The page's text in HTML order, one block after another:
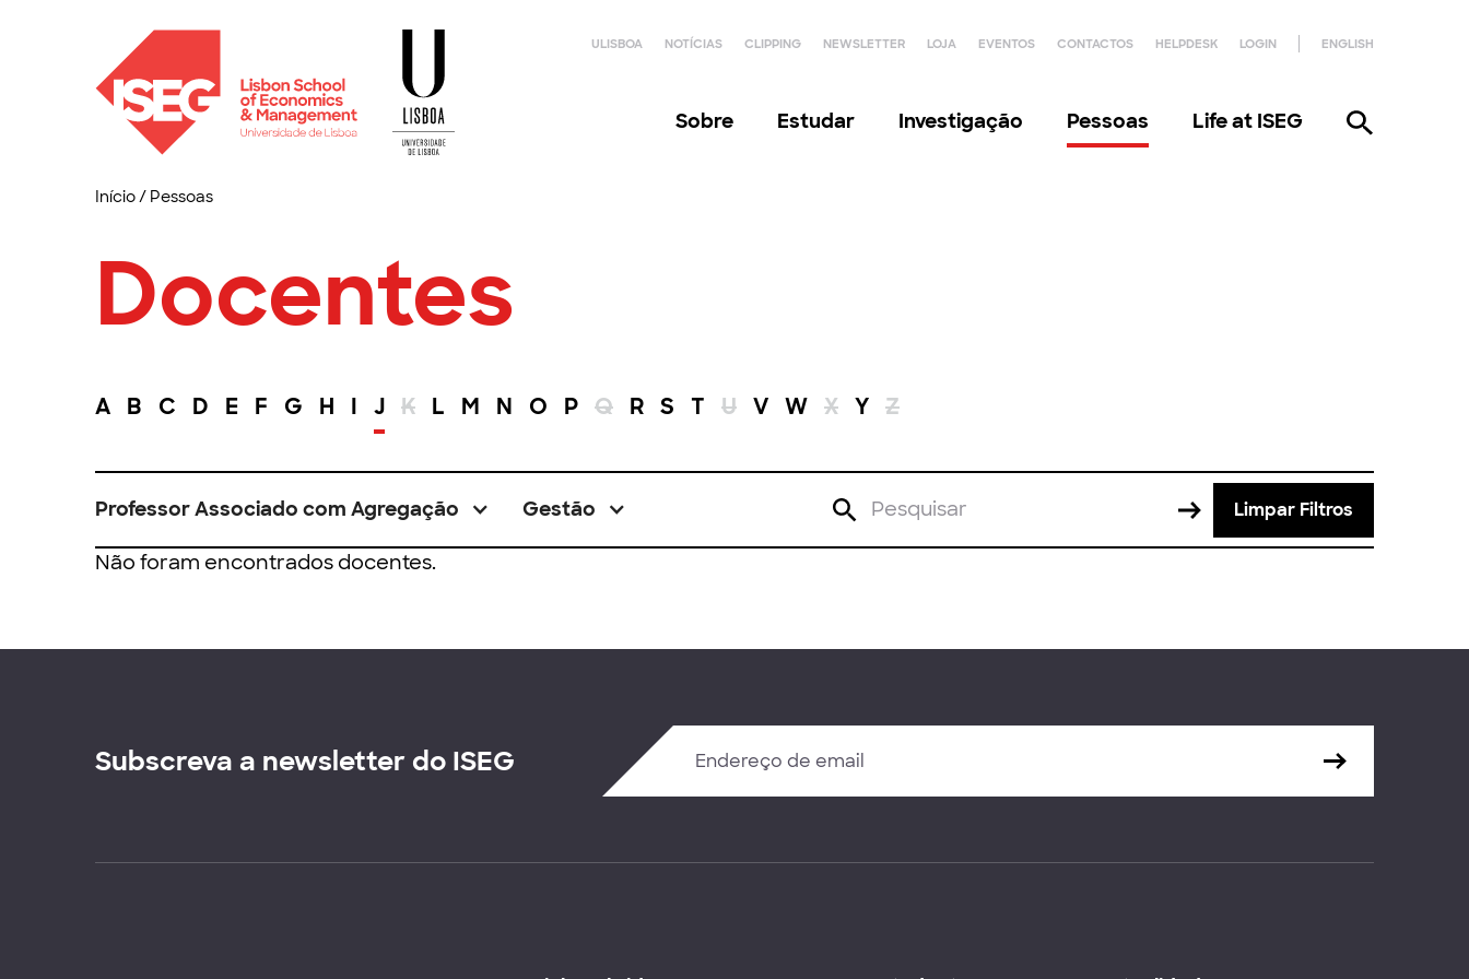
ULISBOA NOTÍCIAS CLIPPING NEWSLETTER LOJA EVENTOS CONTACTOS HELPDESK LOGIN ENGLISH
Sobre Estudar Investigação Pessoas Life at ISEG
Início/ Pessoas
Docentes
A B C D E F G H I J K L M N O P Q R S T U V W X Y Z
Professor Associado com Agregação Gestão Limpar Filtros
Não foram encontrados docentes.
Subscreva a newsletter do ISEG